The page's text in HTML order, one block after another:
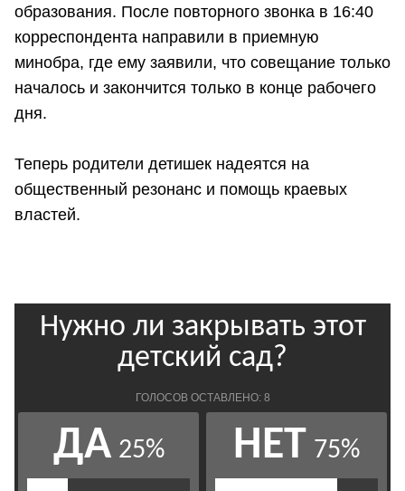
образования. После повторного звонка в 16:40
корреспондента направили в приемную
минобра, где ему заявили, что совещание только
началось и закончится только в конце рабочего
дня.
Теперь родители детишек надеятся на
общественный резонанс и помощь краевых
властей.